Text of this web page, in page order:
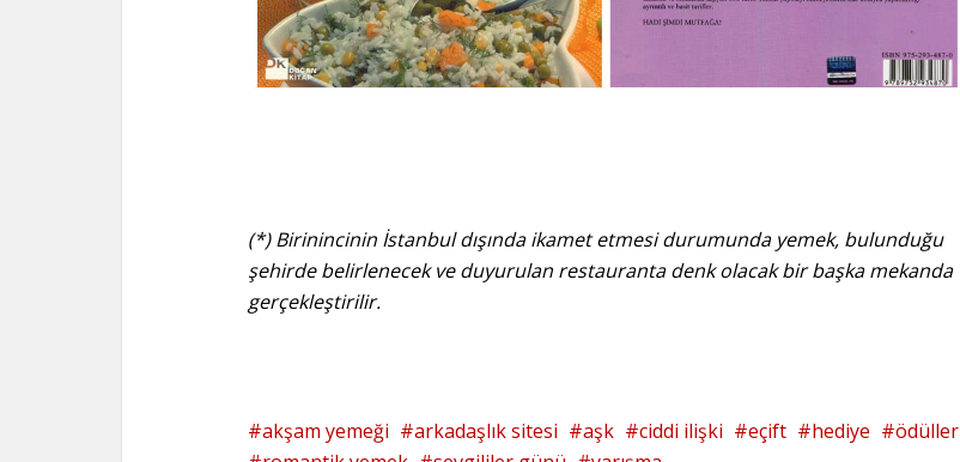
(*) Birinincinin İstanbul dışında ikamet etmesi durumunda yemek, bulunduğu
şehirde belirlenecek ve duyurulan restauranta denk olacak bir başka mekanda
gerçekleştirilir.
akşam yemeği arkadaşlık sitesi aşk ciddi ilişki eçift hediye
ödüller